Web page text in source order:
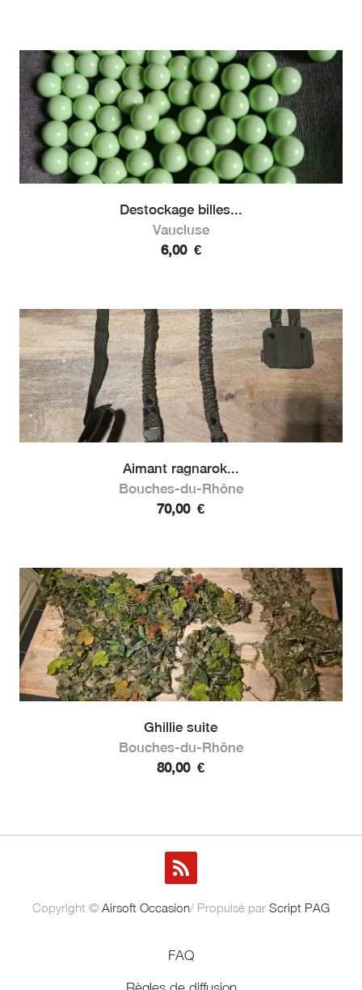
Destockage billes...
Vaucluse
6,00 €
Aimant ragnarok...
Bouches-du-Rhône
70,00 €
Ghillie suite
Bouches-du-Rhône
80,00 €
Copyright © Airsoft Occasion/ Propulsé par Script PAG
FAQ